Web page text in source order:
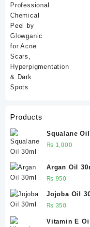
Products
Squalane Oil
₨ 1,000
Argan Oil
₨ 950
Jojoba Oil
₨ 350
Vitamin E